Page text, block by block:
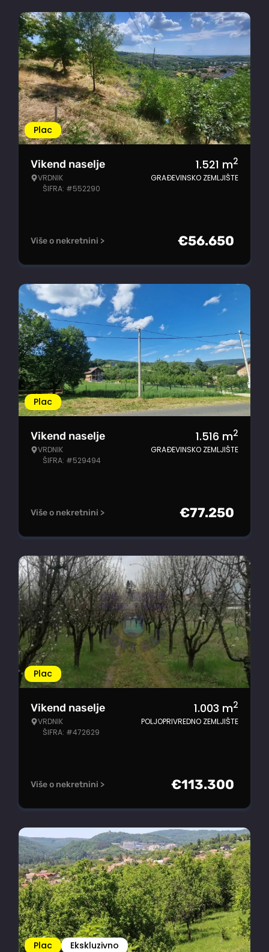
Plac
Vikend naselje
VRDNIK
ŠIFRA: #552290
1.521 m2
GRAĐEVINSKO ZEMLJIŠTE
Više o nekretnini > €56.650
Plac
Vikend naselje
VRDNIK
ŠIFRA: #529494
1.516 m2
GRAĐEVINSKO ZEMLJIŠTE
Više o nekretnini > €77.250
Plac
Vikend naselje
VRDNIK
ŠIFRA: #472629
1.003 m2
POLJOPRIVREDNO ZEMLJIŠTE
Više o nekretnini > €113.300
Plac Ekskluzivno